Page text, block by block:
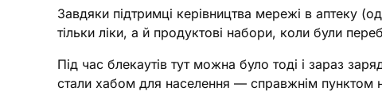
Завдяки підтримці керівництва мережі в аптеку
тільки ліки, а й продуктові набори, коли були
Під час блекаутів тут можна було тоді і зараз
стали хабом для населення — справжнім пунктом